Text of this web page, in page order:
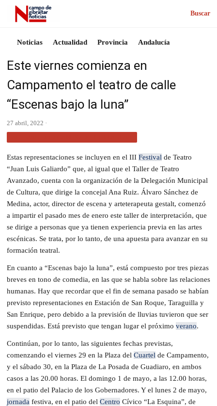
Buscar
Noticias Actualidad Provincia Andalucía
Este viernes comienza en
Campamento el teatro de calle
“Escenas bajo la luna”
27 abril, 2022 ·
Estas representaciones se incluyen en el III Festival de Teatro
“Juan Luis Galiardo” que, al igual que el Taller de Teatro
Avanzado, cuenta con la organización de la Delegación Municipal
de Cultura, que dirige la concejal Ana Ruiz. Álvaro Sánchez de
Medina, actor, director de escena y arteterapeuta gestalt, comenzó
a impartir el pasado mes de enero este taller de interpretación, que
se dirige a personas que ya tienen experiencia previa en las artes
escénicas. Se trata, por lo tanto, de una apuesta para avanzar en su
formación teatral.
En cuanto a “Escenas bajo la luna”, está compuesto por tres piezas
breves en tono de comedia, en las que se habla sobre las relaciones
humanas. Hay que recordar que el fin de semana pasado se habían
previsto representaciones en Estación de San Roque, Taraguilla y
San Enrique, pero debido a la previsión de lluvias tuvieron que ser
suspendidas. Está previsto que tengan lugar el próximo verano.
Continúan, por lo tanto, las siguientes fechas previstas,
comenzando el viernes 29 en la Plaza del Cuartel de Campamento,
y el sábado 30, en la Plaza de La Posada de Guadiaro, en ambos
casos a las 20.00 horas. El domingo 1 de mayo, a las 12.00 horas,
en el patio del Palacio de los Gobernadores. Y el lunes 2 de mayo,
jornada festiva, en el patio del Centro Cívico “La Esquina”, de